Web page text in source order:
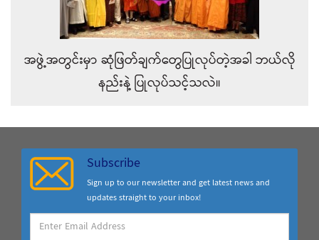
အဖွဲ့အတွင်းမှာ ဆုံဖြတ်ချက်တွေပြုလုပ်တဲ့အခါ ဘယ်လို
နည်းနဲ့ ပြုလုပ်သင့်သလဲ။
Subscribe
Sign up to our newsletter and get latest news and
updates straight to your inbox!